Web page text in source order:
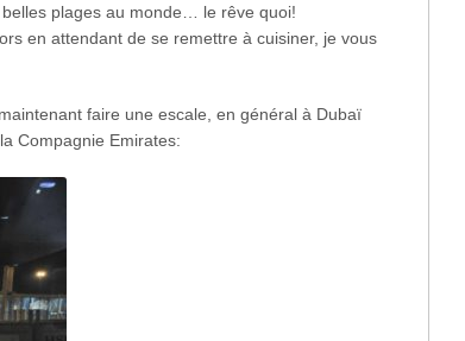
plages au monde… le rêve quoi!
en attendant de se remettre à cuisiner, je vous
faire une escale, en général à Dubaï
Compagnie Emirates: